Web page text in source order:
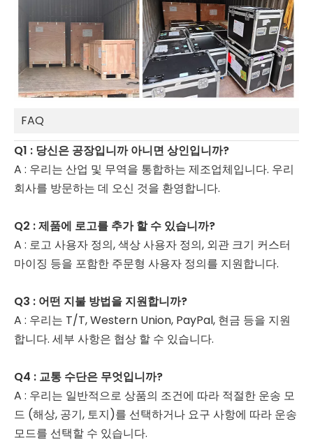
FAQ
Q1 : 당신은 공장입니까 아니면 상인입니까?
A : 우리는 산업 및 무역을 통합하는 제조업체입니다. 우리
회사를 방문하는 데 오신 것을 환영합니다.
Q2 : 제품에 로고를 추가 할 수 있습니까?
A : 로고 사용자 정의, 색상 사용자 정의, 외관 크기 커스터
마이징 등을 포함한 주문형 사용자 정의를 지원합니다.
Q3 : 어떤 지불 방법을 지원합니까?
A : 우리는 T/T, Western Union, PayPal, 현금 등을 지원
합니다. 세부 사항은 협상 할 수 있습니다.
Q4 : 교통 수단은 무엇입니까?
A : 우리는 일반적으로 상품의 조건에 따라 적절한 운송 모
드 (해상, 공기, 토지)를 선택하거나 요구 사항에 따라 운송
모드를 선택할 수 있습니다.